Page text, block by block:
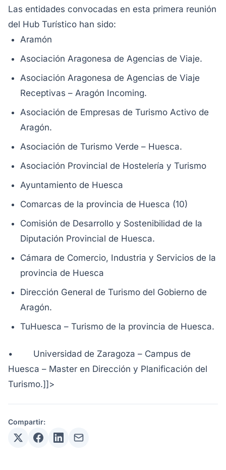
Las entidades convocadas en esta primera reunión
del Hub Turístico han sido:
Aramón
Asociación Aragonesa de Agencias de Viaje.
Asociación Aragonesa de Agencias de Viaje
Receptivas – Aragón Incoming.
Asociación de Empresas de Turismo Activo de
Aragón.
Asociación de Turismo Verde – Huesca.
Asociación Provincial de Hostelería y Turismo
Ayuntamiento de Huesca
Comarcas de la provincia de Huesca (10)
Comisión de Desarrollo y Sostenibilidad de la
Diputación Provincial de Huesca.
Cámara de Comercio, Industria y Servicios de la
provincia de Huesca
Dirección General de Turismo del Gobierno de
Aragón.
TuHuesca – Turismo de la provincia de Huesca.
• Universidad de Zaragoza – Campus de
Huesca – Master en Dirección y Planificación del
Turismo.]]>
Compartir: